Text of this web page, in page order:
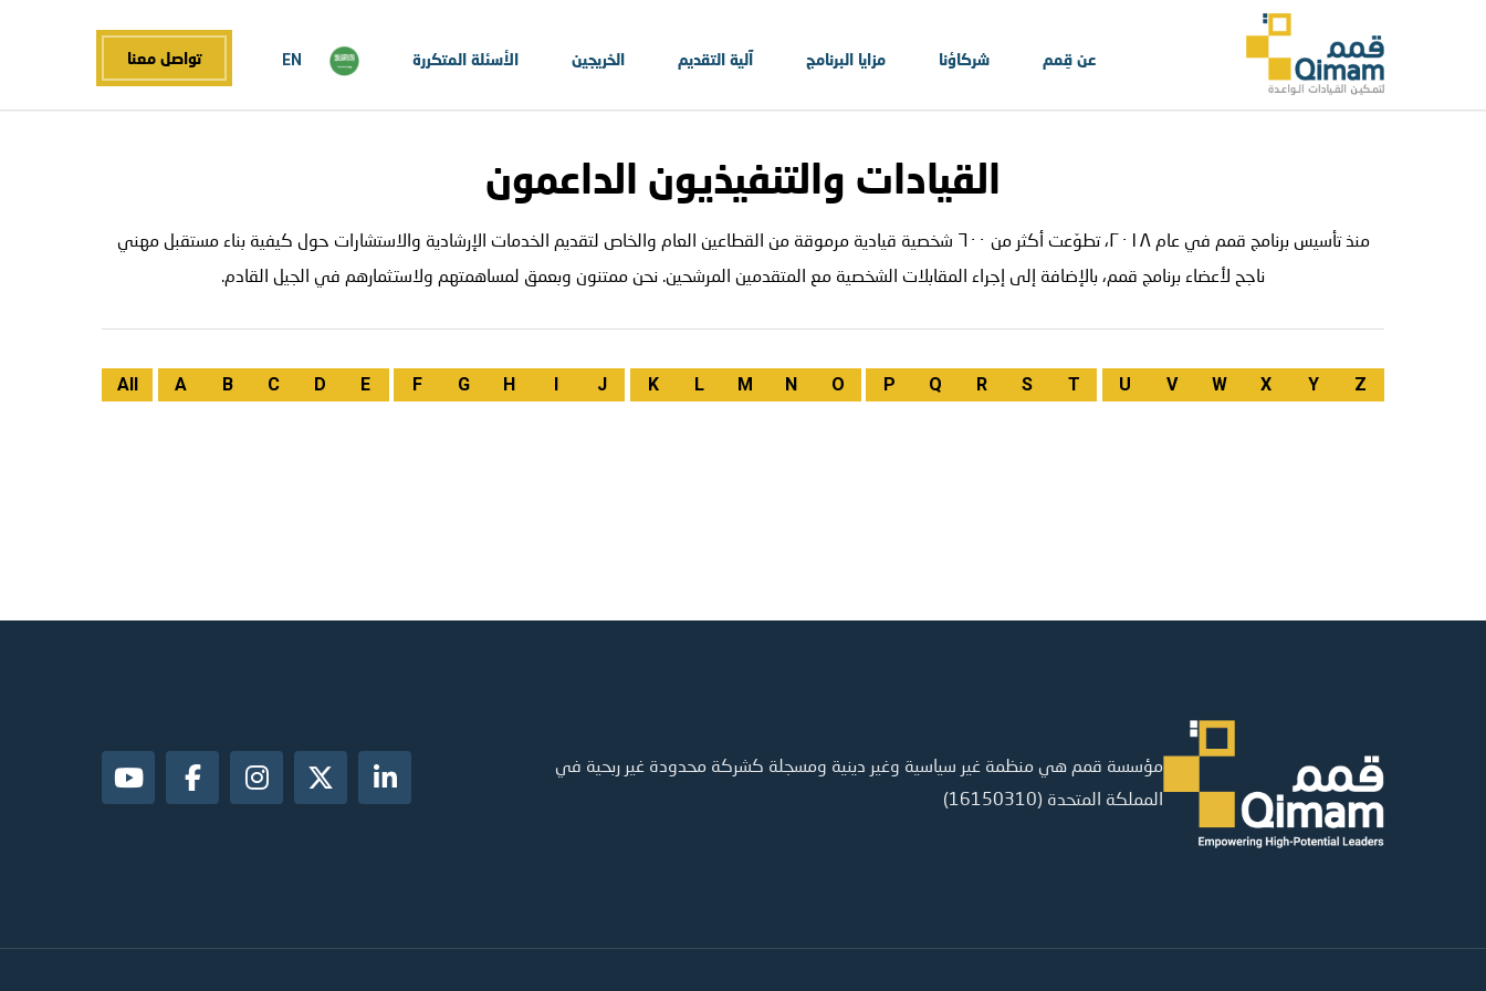
عن قِمم شركاؤنا مزايا البرنامج آلية التقديم الخريجين الأسئلة المتكررة EN تواصل معنا
القيادات والتنفيذيون الداعمون
منذ تأسيس برنامج قمم في عام ٢٠١٨، تطوّعت أكثر من ٦٠٠ شخصية قيادية مرموقة من القطاعين العام والخاص لتقديم الخدمات الإرشادية والاستشارات حول كيفية بناء مستقبل مهني
ناجح لأعضاء برنامج قمم، بالإضافة إلى إجراء المقابلات الشخصية مع المتقدمين المرشحين. نحن ممتنون وبعمق لمساهمتهم ولاستثمارهم في الجيل القادم.
All A B C D E F G H J K L M N O P Q R S T U V W X Y Z
مؤسسة قمم هي منظمة غير سياسية وغير دينية ومسجلة كشركة محدودة غير ربحية في
المملكة المتحدة (16150310)